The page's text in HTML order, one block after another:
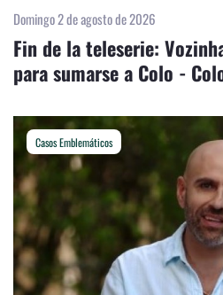
Domingo 2 de agosto de 2026
Fin de la teleserie:
para sumarse a Colo -
Casos Emblemáticos